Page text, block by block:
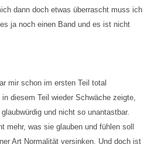
dann doch etwas überrascht muss ich
ja noch einen Band und es ist nicht
mir schon im ersten Teil total
diesem Teil wieder Schwäche zeigte,
und nicht so unantastbar.
mehr, was sie glauben und fühlen soll
Art Normalität versinken. Und doch ist